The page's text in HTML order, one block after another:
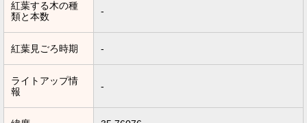
紅葉する木の種
類と本数
-
紅葉見ごろ時期 -
ライトアップ情
報
-